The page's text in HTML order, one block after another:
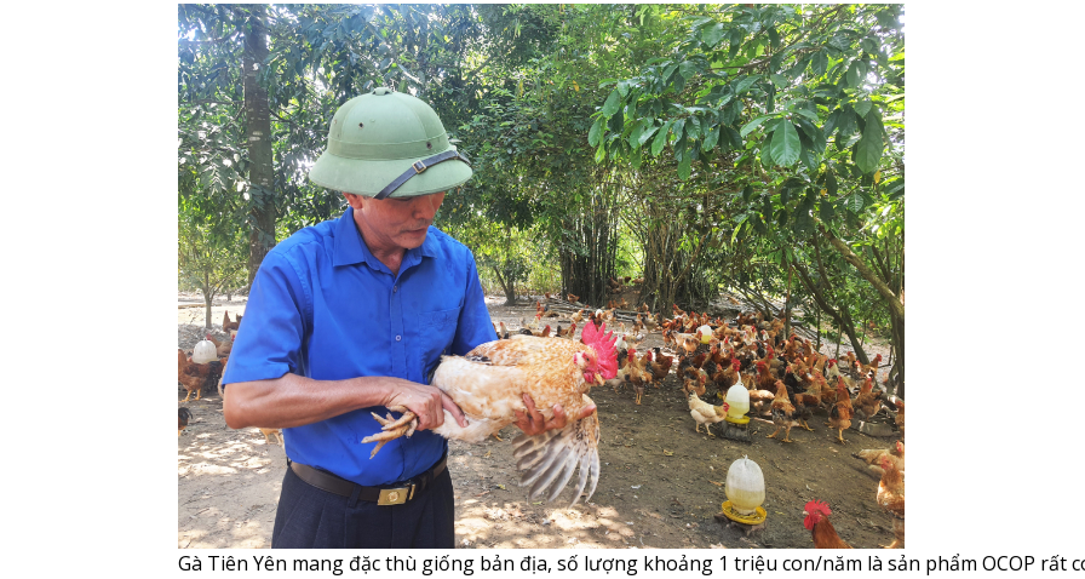
Gà Tiên Yên mang đặc thù giống bản địa, số lượng khoảng 1 triệu con/năm là sản phẩm OCOP rất